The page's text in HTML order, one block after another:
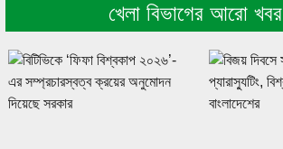
খেলা বিভাগের আরো খবর